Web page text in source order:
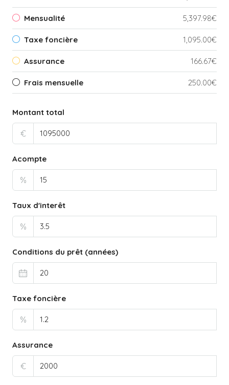
Mensualité 5,397.98€
Taxe foncière 1,095.00€
Assurance 166.67€
Frais mensuelle 250.00€
Montant total
€
Acompte
%
Taux d'interêt
%
Conditions du prêt (années)
Taxe foncière
%
Assurance
€